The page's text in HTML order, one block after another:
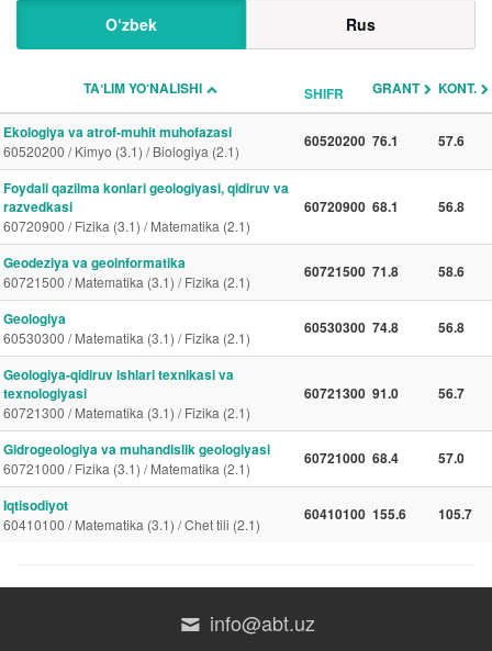
O‘zbek
Rus
TAʼLIM YO‘NALISHI SHIFR GRANT KONT.
Ekologiya va atrof-muhit muhofazasi
60520200 / Kimyo (3.1) / Biologiya (2.1)
60520200 76.1 57.6
Foydali qazilma konlari geologiyasi, qidiruv va
razvedkasi
60720900 / Fizika (3.1) / Matematika (2.1)
60720900 68.1 56.8
Geodeziya va geoinformatika
60721500 / Matematika (3.1) / Fizika (2.1)
60721500 71.8 58.6
Geologiya
60530300 / Matematika (3.1) / Fizika (2.1)
60530300 74.8 56.8
Geologiya-qidiruv ishlari texnikasi va
texnologiyasi
60721300 / Matematika (3.1) / Fizika (2.1)
60721300 91.0 56.7
Gidrogeologiya va muhandislik geologiyasi
60721000 / Fizika (3.1) / Matematika (2.1)
60721000 68.4 57.0
Iqtisodiyot
60410100 / Matematika (3.1) / Chet tili (2.1)
60410100 155.6 105.7
info@abt.uz